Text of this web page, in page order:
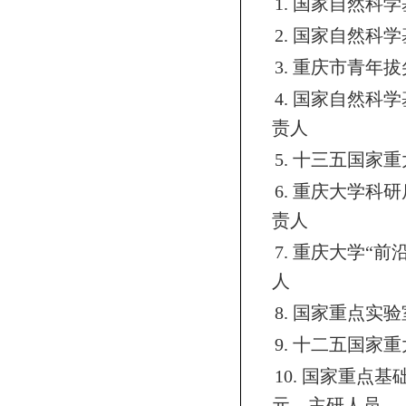
2. 国家自然科
3. 重庆市青年
4. 国家自然科
责人
5. 十三五国家
6. 重庆大学科
责人
7. 重庆大学“前
人
8. 国家重点实
9. 十二五国家
10. 国家重点基